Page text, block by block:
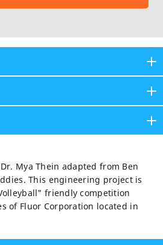
Mya Thein adapted from Ben
This engineering project is
friendly competition
of Fluor Corporation located in